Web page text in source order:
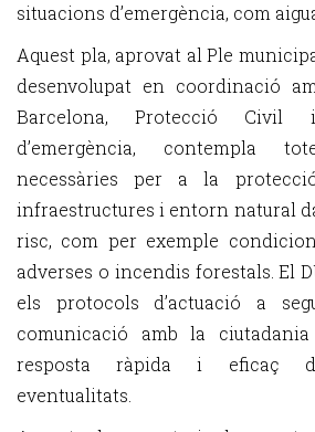
situacions d’emergència, com
Aquest pla, aprovat al Ple
desenvolupat en coordinació
Barcelona, Protecció
d’emergència, contempla
necessàries per a la
infraestructures i entorn natural
risc, com per exemple
adverses o incendis forestals. El
els protocols d’actuació a
comunicació amb la
resposta ràpida i eficaç
eventualitats.